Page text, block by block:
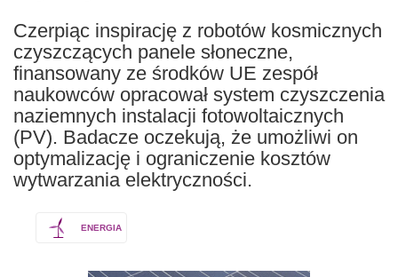
Czerpiąc inspirację z robotów kosmicznych
czyszczących panele słoneczne,
finansowany ze środków UE zespół
naukowców opracował system czyszczenia
naziemnych instalacji fotowoltaicznych
(PV). Badacze oczekują, że umożliwi on
optymalizację i ograniczenie kosztów
wytwarzania elektryczności.
ENERGIA